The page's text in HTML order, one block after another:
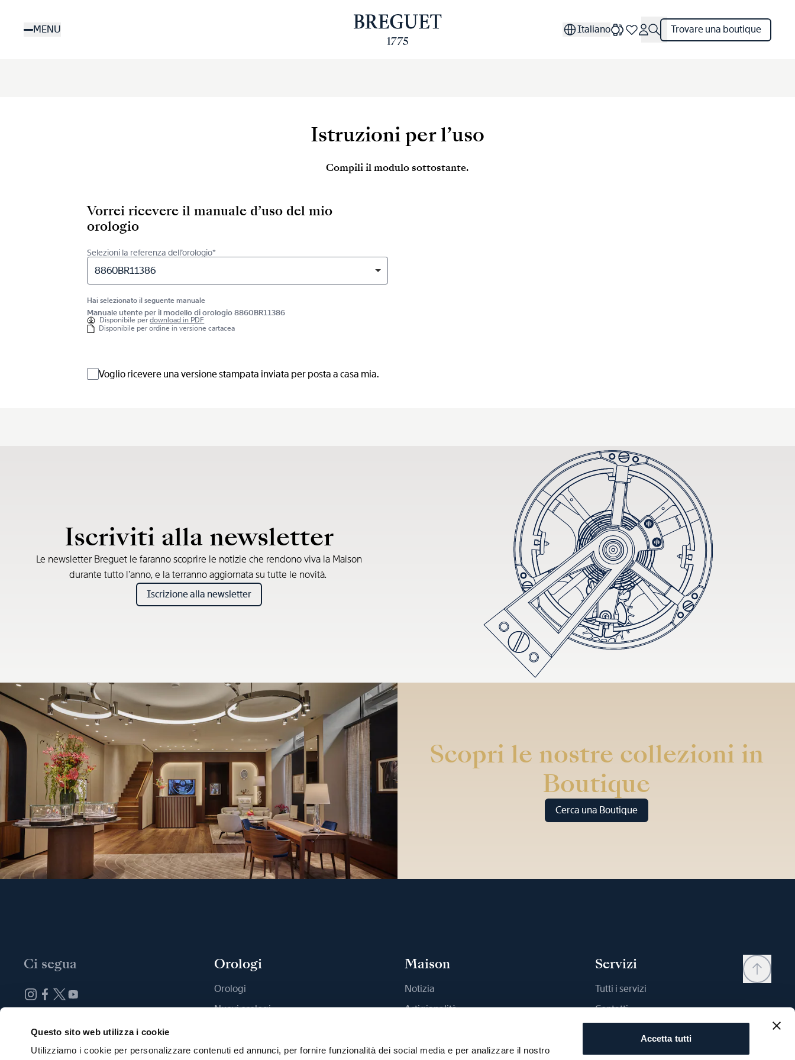
Questo sito web utilizza i cookie
Utilizziamo i cookie per personalizzare contenuti ed annunci, per fornire funzionalità dei social media e per analizzare il nostro
Accetta tutti
contenutoMENU Italiano Trovare una boutique
Istruzioni per l’uso
Compili il modulo sottostante.
Vorrei ricevere il manuale d’uso del mio
orologio
Selezioni la referenza dell’orologio*
8860BR11386
Hai selezionato il seguente manuale
Manuale utente per il modello di orologio 8860BR11386
Disponibile perdownload in PDF
Disponibile per ordine in versione cartacea
Voglio ricevere una versione stampata inviata per posta a casa mia.
Iscriviti alla newsletter
Le newsletter Breguet le faranno scoprire le notizie che rendono viva la Maison
durante tutto l’anno, e la terranno aggiornata su tutte le novità.
Iscrizione alla newsletter
Scopri le nostre collezioni in
Boutique
Cerca una Boutique
Ci segua Orologi
Orologi
Nuovi orologi
Maison
Notizia
Artigianalità
Sostenibilità
Servizi
Tutti i servizi
Contatti